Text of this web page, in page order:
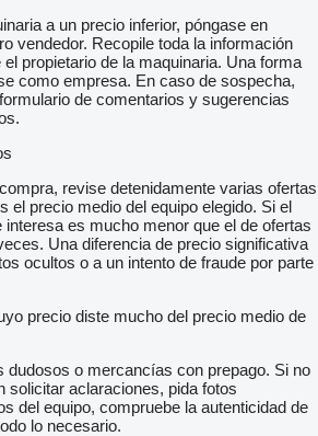
a un precio inferior, póngase en
vendedor. Recopile toda la información
propietario de la maquinaria. Una forma
como empresa. En caso de sospecha,
de comentarios y sugerencias
revise detenidamente varias ofertas
el precio medio del equipo elegido. Si el
interesa es mucho menor que el de ofertas
Una diferencia de precio significativa
ocultos o a un intento de fraude por parte
precio diste mucho del precio medio de
dudosos o mercancías con prepago. Si no
solicitar aclaraciones, pida fotos
del equipo, compruebe la autenticidad de
lo necesario.